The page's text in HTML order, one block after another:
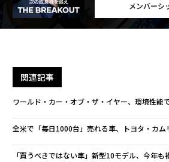
メンバーシ
関連記事
ワールド・カー・オブ・ザ・イヤー、環境性能
全米で「毎日1000台」売れる車、トヨタ・カム
「買うべきではない車」新型10モデル、今年も